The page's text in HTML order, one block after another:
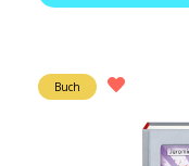
Buch